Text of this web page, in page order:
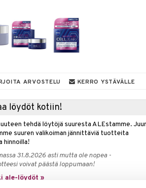
ARVOSTELU KERRO YSTÄVÄLLE
löydöt kotiin!
tehdä löytöjä suuresta ALEstamme.
suuren valikoiman jännittäviä tuotteita
hinnoilla!
31.8.2026 asti mutta ole nopea -
voivat päästä loppumaan!
ale-löydöt »